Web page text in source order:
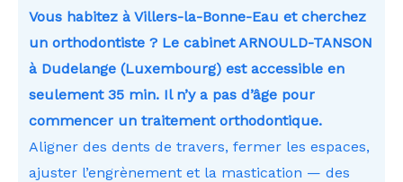
Vous habitez à Villers-la-Bonne-Eau et cherchez
un orthodontiste ? Le cabinet ARNOULD-TANSON
à Dudelange (Luxembourg) est accessible en
seulement 35 min. Il n’y a pas d’âge pour
commencer un traitement orthodontique.
Aligner des dents de travers, fermer les espaces,
ajuster l’engrènement et la mastication — des